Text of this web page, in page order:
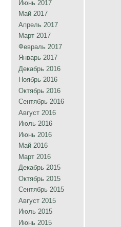
Июнь 2017
Май 2017
Апрель 2017
Март 2017
Февраль 2017
Январь 2017
Декабрь 2016
Ноябрь 2016
Октябрь 2016
Сентябрь 2016
Август 2016
Июль 2016
Июнь 2016
Май 2016
Март 2016
Декабрь 2015
Октябрь 2015
Сентябрь 2015
Август 2015
Июль 2015
Июнь 2015